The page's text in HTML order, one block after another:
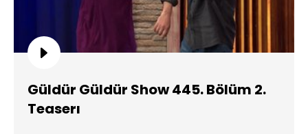
Güldür Güldür Show 445. Bölüm 2.
Teaserı